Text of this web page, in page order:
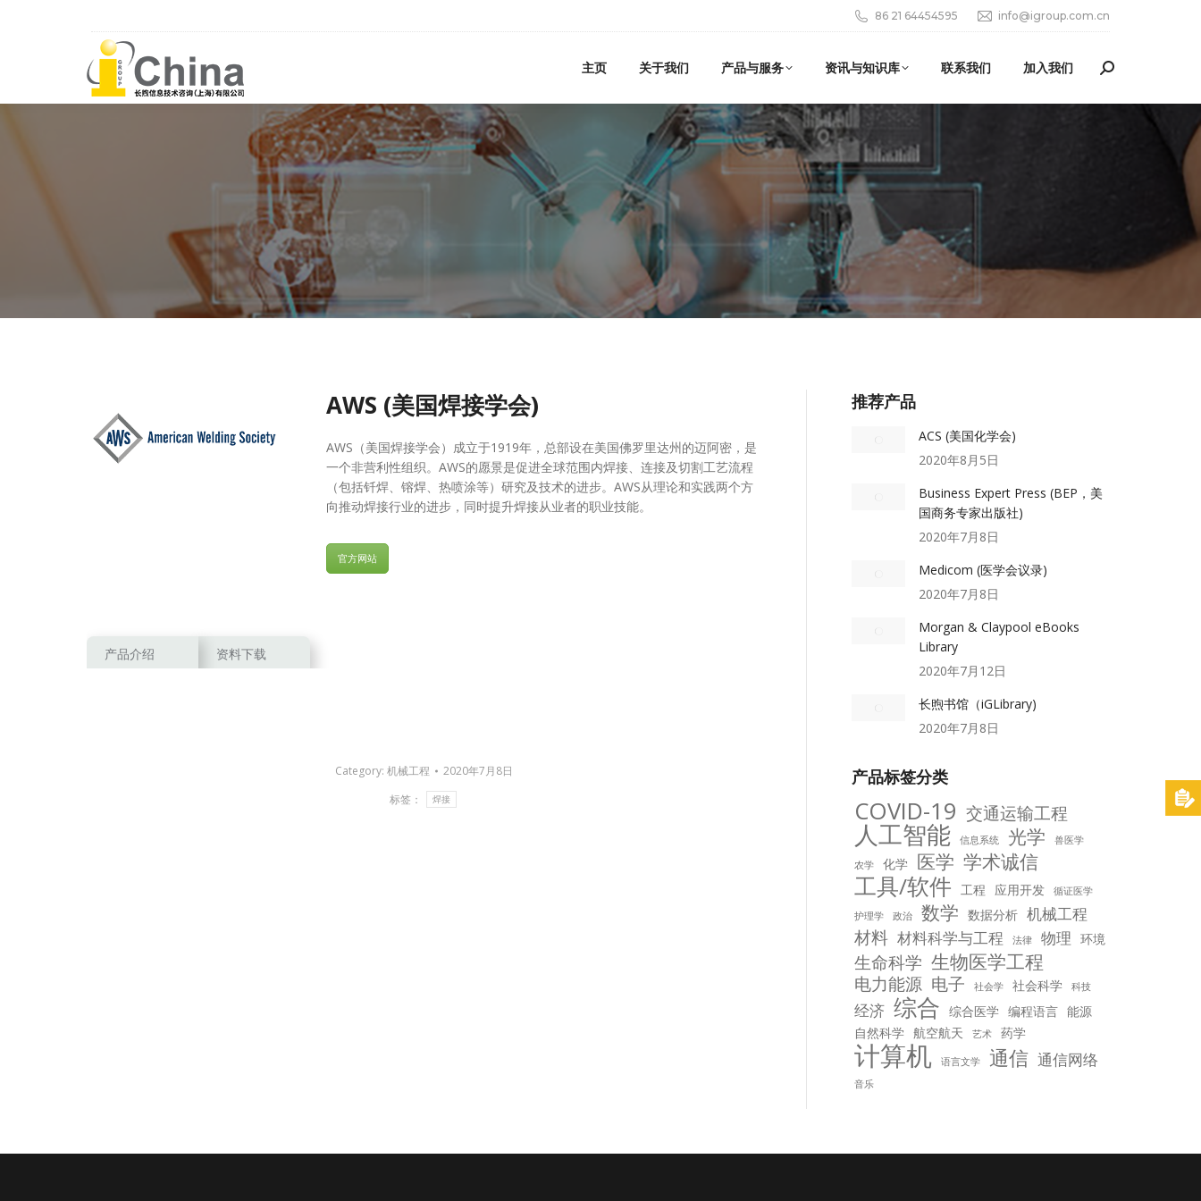
86 21 64454595 info@igroup.com.cn
主页 关于我们 产品与服务 资讯与知识库 联系我们 加入我们 Search:
AWS (美国焊接学会)
AWS（美国焊接学会）成立于1919年，总部设在美国佛罗里达州的迈阿密，是
一个非营利性组织。AWS的愿景是促进全球范围内焊接、连接及切割工艺流程
（包括钎焊、镕焊、热喷涂等）研究及技术的进步。AWS从理论和实践两个方
向推动焊接行业的进步，同时提升焊接从业者的职业技能。
官方网站
产品介绍 资料下载
Category: 机械工程
2020年7月8日
标签：
焊接
推荐产品
ACS (美国化学会)
2020年8月5日
Business Expert Press (BEP，美
国商务专家出版社)
2020年7月8日
Medicom (医学会议录)
2020年7月8日
Morgan & Claypool eBooks
Library
2020年7月12日
长煦书馆（iGLibrary)
2020年7月8日
产品标签分类
COVID-19 交通运输工程
人工智能 信息系统 光学
兽医学
农学
化学 医学 学术诚信
工具/软件 工程 应用开发
循证医学
护理学
政治 数学 数据分析 机械工程
材料 材料科学与工程 法律 物理 环境
生命科学 生物医学工程
电力能源 电子 社会学 社会科学 科技
经济 综合 综合医学 编程语言 能源
自然科学 航空航天 艺术 药学
计算机 语言文学 通信 通信网络
音乐